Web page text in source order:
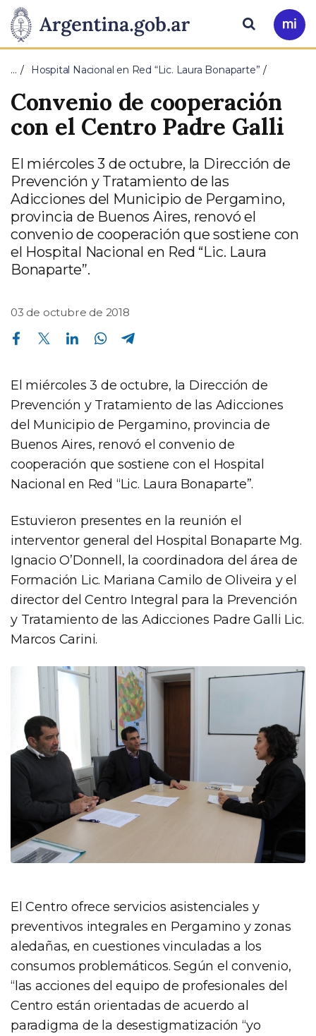
Presidencia
de
la
Nación
Pasar al contenido principal
Ir
a
Buscar
… Hospital Nacional en Red “Lic. Laura Bonaparte”
Convenio de cooperación
con el Centro Padre Galli
El miércoles 3 de octubre, la Dirección de
Prevención y Tratamiento de las
Adicciones del Municipio de Pergamino,
provincia de Buenos Aires, renovó el
convenio de cooperación que sostiene con
el Hospital Nacional en Red “Lic. Laura
Bonaparte”.
03 de octubre de 2018
Compartir en Facebook Compartir en Twitter Compartir en Linkedin Compartir en Whatsapp
El miércoles 3 de octubre, la Dirección de
Prevención y Tratamiento de las Adicciones
del Municipio de Pergamino, provincia de
Buenos Aires, renovó el convenio de
cooperación que sostiene con el Hospital
Nacional en Red “Lic. Laura Bonaparte”.
Estuvieron presentes en la reunión el
interventor general del Hospital Bonaparte Mg.
Ignacio O’Donnell, la coordinadora del área de
Formación Lic. Mariana Camilo de Oliveira y el
director del Centro Integral para la Prevención
y Tratamiento de las Adicciones Padre Galli Lic.
Marcos Carini.
El Centro ofrece servicios asistenciales y
preventivos integrales en Pergamino y zonas
aledañas, en cuestiones vinculadas a los
consumos problemáticos. Según el convenio,
“las acciones del equipo de profesionales del
Centro están orientadas de acuerdo al
paradigma de la desestigmatización “yo